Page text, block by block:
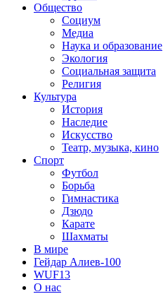
Общество
Социум
Медиа
Наука и образование
Экология
Социальная защита
Религия
Культура
История
Наследие
Искусство
Театр, музыка, кино
Спорт
Футбол
Борьба
Гимнастика
Дзюдо
Карате
Шахматы
В мире
Гейдар Алиев-100
WUF13
О нас